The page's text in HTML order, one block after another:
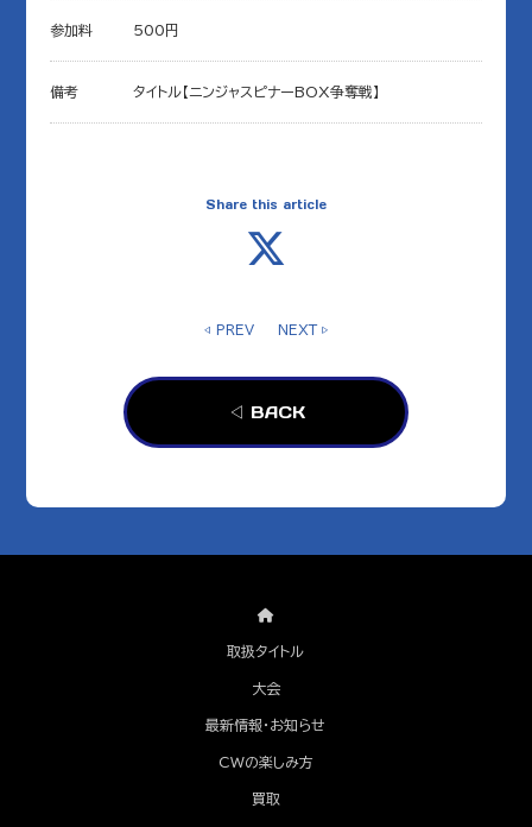
参加料 500円
備考 タイトル【ニンジャスピナーBOX争奪戦】
Share this article
◁ PREV NEXT ▷
◁ BACK
取扱タイトル
大会
最新情報・お知らせ
CWの楽しみ方
買取